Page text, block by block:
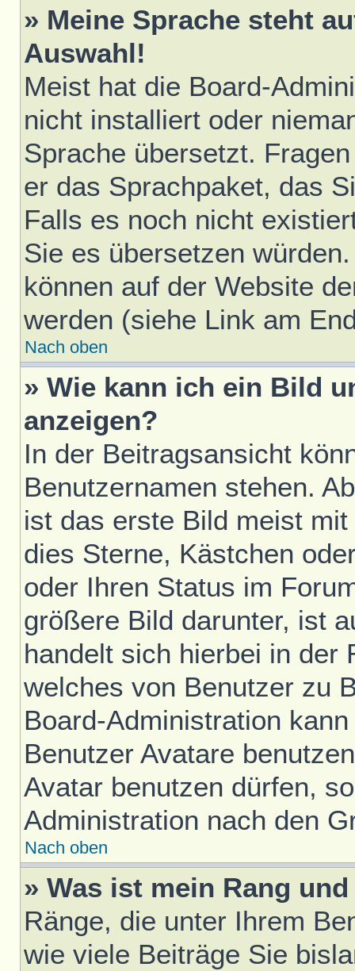
» Meine Sprache steht
Auswahl!
Meist hat die Board-
nicht installiert oder
Sprache übersetzt.
er das Sprachpaket, das
Falls es noch nicht
Sie es übersetzen
können auf der Website
werden (siehe Link am
Nach oben
» Wie kann ich ein Bild
anzeigen?
In der Beitragsansicht
Benutzernamen stehen.
ist das erste Bild meist
dies Sterne, Kästchen
oder Ihren Status im
größere Bild darunter, ist
handelt sich hierbei in der
welches von Benutzer zu
Board-Administration
Benutzer Avatare
Avatar benutzen dürfen,
Administration nach den
Nach oben
» Was ist mein Rang
Ränge, die unter Ihrem
wie viele Beiträge Sie